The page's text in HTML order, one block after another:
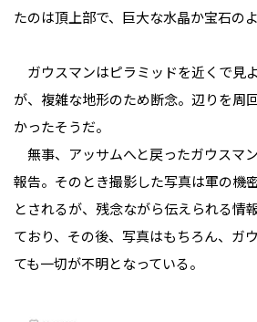
たのは頂上部で、巨大な水晶か宝石の
ガウスマンはピラミッドを近くで見
が、複雑な地形のため断念。辺りを周
かったそうだ。
無事、アッサムへと戻ったガウスマ
報告。そのとき撮影した写真は軍の機
とされるが、残念ながら伝えられる情
ており、その後、写真はもちろん、ガ
ても一切が不明となっている。